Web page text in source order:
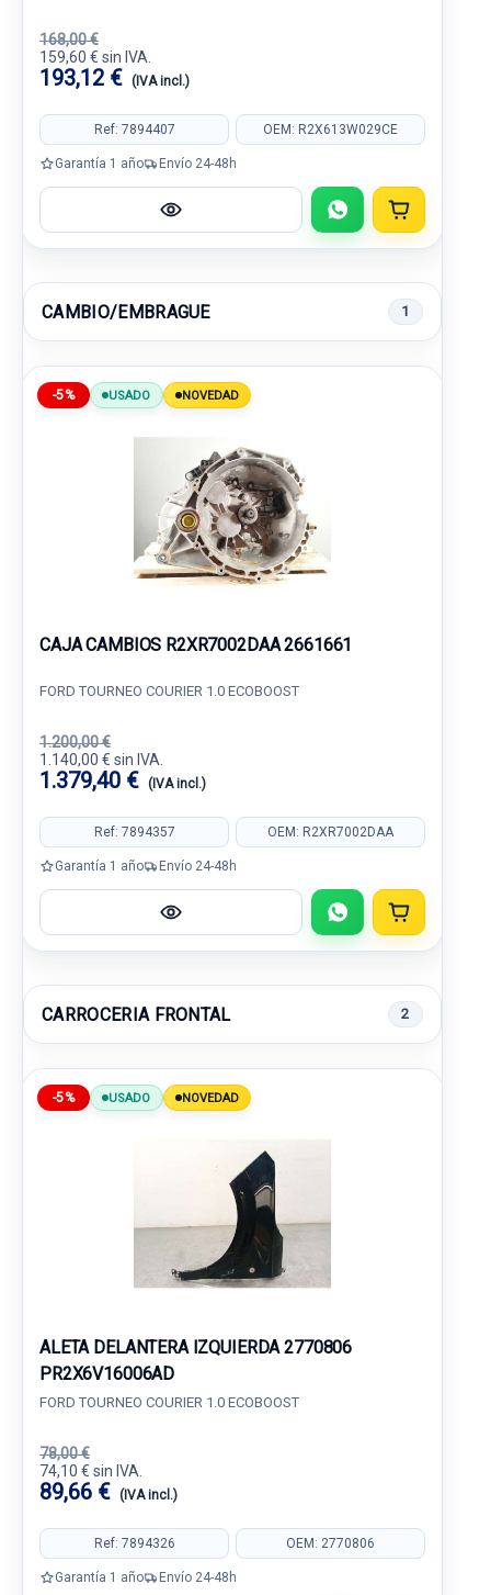
168,00 €
159,60 € sin IVA.
193,12 € (IVA incl.)
Ref: 7894407 OEM: R2X613W029CE
Garantía 1 año Envío 24-48h
CAMBIO/EMBRAGUE 1
-5% USADO NOVEDAD
CAJA CAMBIOS R2XR7002DAA 2661661
FORD TOURNEO COURIER 1.0 ECOBOOST
1.200,00 €
1.140,00 € sin IVA.
1.379,40 € (IVA incl.)
Ref: 7894357 OEM: R2XR7002DAA
Garantía 1 año Envío 24-48h
CARROCERIA FRONTAL 2
-5% USADO NOVEDAD
ALETA DELANTERA IZQUIERDA 2770806
PR2X6V16006AD
FORD TOURNEO COURIER 1.0 ECOBOOST
78,00 €
74,10 € sin IVA.
89,66 € (IVA incl.)
Ref: 7894326 OEM: 2770806
Garantía 1 año Envío 24-48h